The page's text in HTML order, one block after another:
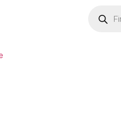
search